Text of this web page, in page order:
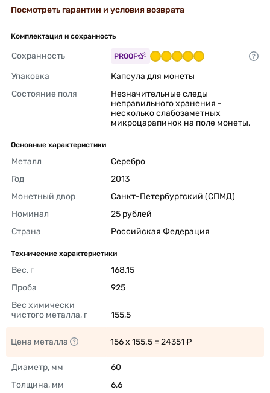
Посмотреть гарантии и условия возврата
Комплектация и сохранность
Сохранность PROOF
Упаковка
Капсула для монеты
Состояние поля
Незначительные следы
неправильного хранения -
несколько слабозаметных
микроцарапинок на поле монеты.
Основные характеристики
Металл
Серебро
Год
2013
Монетный двор
Санкт-Петербургский (СПМД)
Номинал
25 рублей
Страна
Российская Федерация
Технические характеристики
Вес, г
168,15
Проба
925
Вес химически
чистого металла, г
155,5
Цена металла 156 x 155.5 = 24351 ₽
Диаметр, мм
60
Толщина, мм
6,6